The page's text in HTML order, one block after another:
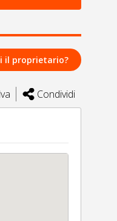
il proprietario?
Condividi